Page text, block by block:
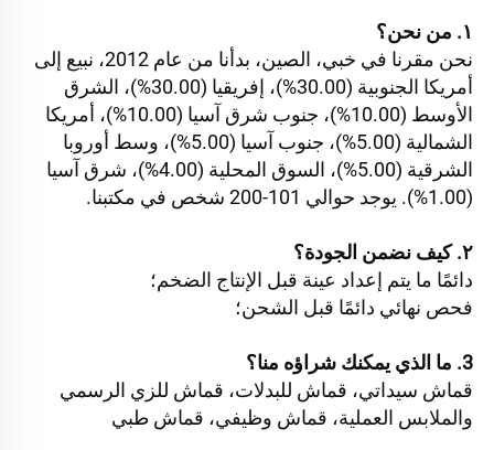
١. من نحن؟
(1.00%). يوجد حوالي 101-200 شخص في مكتبنا.
٢. كيف نضمن الجودة؟
دائمًا ما يتم إعداد عينة قبل الإنتاج الضخم؛
فحص نهائي دائمًا قبل الشحن؛
3. ما الذي يمكنك شراؤه منا؟
والملابس العملية، قماش وظيفي، قماش طبي